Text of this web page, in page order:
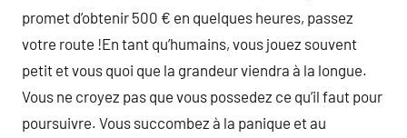
promet d’obtenir 500 € en quelques heures, passez
votre route !En tant qu’humains, vous jouez souvent
petit et vous quoi que la grandeur viendra à la longue.
Vous ne croyez pas que vous possedez ce qu’il faut pour
poursuivre. Vous succombez à la panique et au